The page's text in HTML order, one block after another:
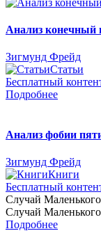
Анализ конечный
Зигмунд Фрейд
Статьи
Бесплатный
Подробнее
Анализ фобии
Зигмунд Фрейд
Книги
Бесплатный
Случай
Случай
Подробнее